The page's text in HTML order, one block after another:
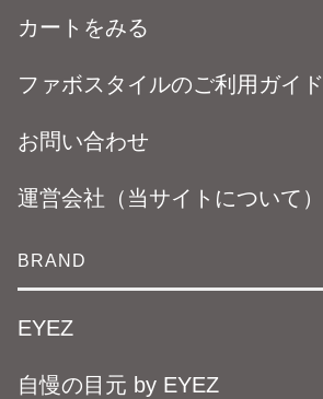
カートをみる
ファボスタイルのご利用ガイド
お問い合わせ
運営会社（当サイトについて）
BRAND
EYEZ
自慢の目元 by EYEZ